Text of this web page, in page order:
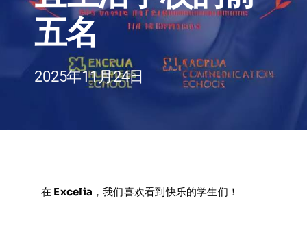
国际交流合作
职业发展和校友会
联系我们
五名
2025年11月24日
在 Excelia ，我们喜欢看到快乐的学生们！